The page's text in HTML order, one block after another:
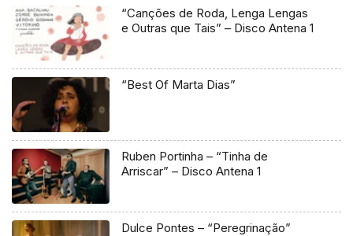
“Canções de Roda, Lenga Lengas
e Outras que Tais” – Disco Antena 1
“Best Of Marta Dias”
Ruben Portinha – “Tinha de
Arriscar” – Disco Antena 1
Dulce Pontes – “Peregrinação”